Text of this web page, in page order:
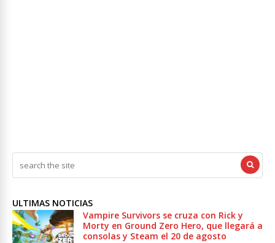
ULTIMAS NOTICIAS
Vampire Survivors se cruza con Rick y
Morty en Ground Zero Hero, que llegará a
consolas y Steam el 20 de agosto